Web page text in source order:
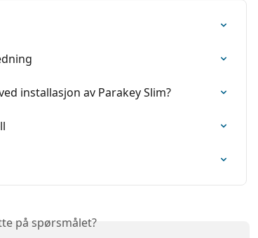
installasjon av Parakey Slim?
på spørsmålet?